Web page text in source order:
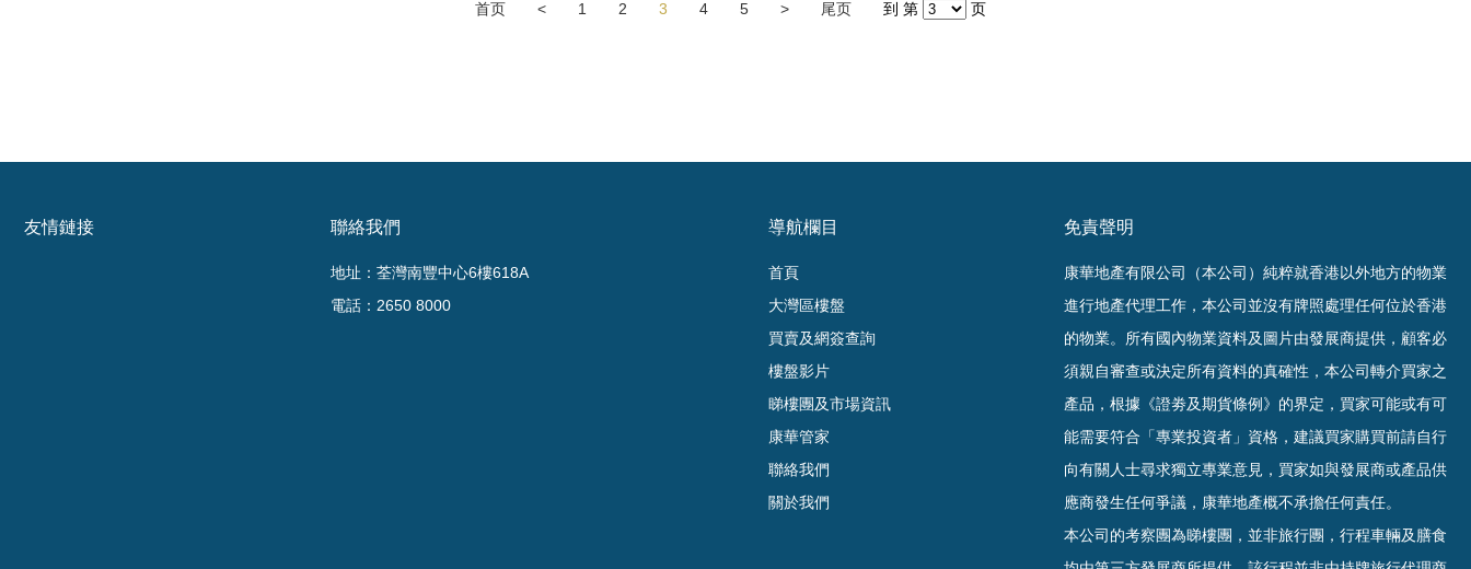
首页 < 1 2 3 4 5 > 尾页 到 第 页
友情鏈接 聯絡我們
地址：荃灣南豐中心6樓618A
電話：2650 8000
導航欄目
首頁
大灣區樓盤
買賣及網簽查詢
樓盤影片
睇樓團及市場資訊
康華管家
聯絡我們
關於我們
免責聲明
康華地產有限公司（本公司）純粹就香港以外地方的物業
進行地產代理工作，本公司並沒有牌照處理任何位於香港
的物業。 所有國內物業資料及圖片由發展商提供，顧客必
須親自審查或決定所有資料的真確性 ， 本公司轉介買家之
產品，根據《證劵及期貨條例》的界定，買家可能或有可
能需要符合「專業投資者」資格，建議買家購買前請自行
向有關人士尋求獨立專業意見，買家如與發展商或產品供
應商發生任何爭議，康華地產概不承擔任何責任。
本公司的考察團為睇樓團，並非旅行團，行程車輛及膳食